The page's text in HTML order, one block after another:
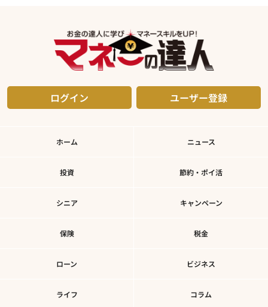
ログイン ユーザー登録
ホーム ニュース
投資 節約・ポイ活
シニア キャンペーン
保険 税金
ローン ビジネス
ライフ コラム